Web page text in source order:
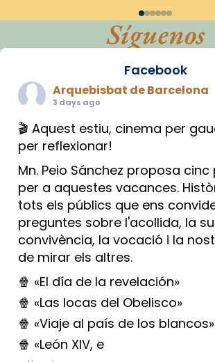
Síguenos
Facebook
Arquebisbat de Barcelona
3 days ago
🎬 Aquest estiu, cinema per
per reflexionar!
Mn. Peio Sánchez proposa cinc
per a aquestes vacances.
tots els públics que ens
preguntes sobre l'acollida, la
convivència, la vocació i la
de mirar els altres.
🍿 «El día de la revelación»
🍿 «Las locas del Obelisco»
🍿 «Viaje al país de los blancos»
🍿 «León XIV, e